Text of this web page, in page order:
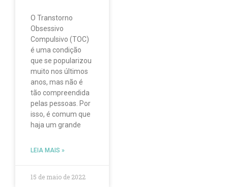
O Transtorno
Obsessivo
Compulsivo (TOC)
é uma condição
que se popularizou
muito nos últimos
anos, mas não é
tão compreendida
pelas pessoas. Por
isso, é comum que
haja um grande
LEIA MAIS »
15 de maio de 2022